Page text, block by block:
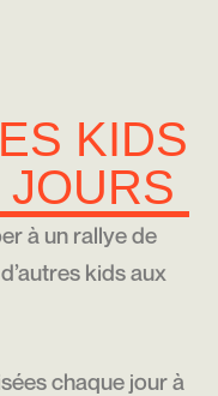
KIDS
à un rallye de
kids aux
chaque jour à